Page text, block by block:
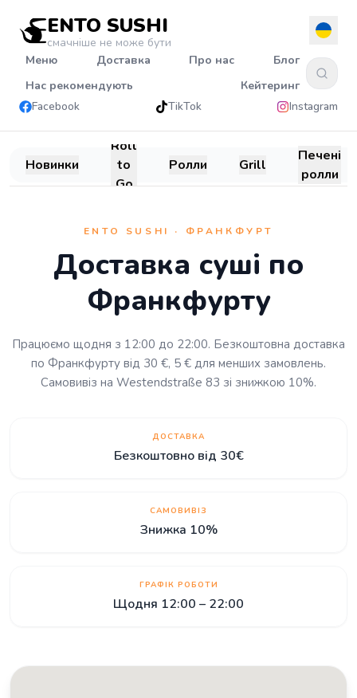
ENTO SUSHI
смачніше не може бути
Меню
Доставка Про нас
Блог
Нас рекомендують
Кейтеринг
Facebook
TikTok Instagram
Новинки
Roll
to
Go
Ролли Grill
Печені
ролли
ENTO SUSHI · ФРАНКФУРТ
Доставка суші по
Франкфурту
Працюємо щодня з 12:00 до 22:00. Безкоштовна доставка
по Франкфурту від 30 €, 5 € для менших замовлень.
Самовивіз на Westendstraße 83 зі знижкою 10%.
ДОСТАВКА
Безкоштовно від 30€
САМОВИВІЗ
Знижка 10%
ГРАФІК РОБОТИ
Щодня 12:00 – 22:00